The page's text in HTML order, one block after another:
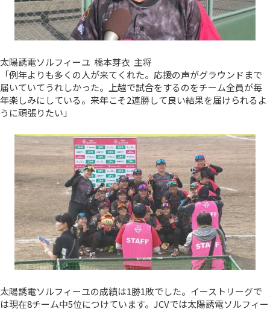
太陽誘電ソルフィーユ 橋本芽衣 主将
「例年よりも多くの人が来てくれた。応援の声がグラウンドまで
届いていてうれしかった。上越で試合をするのをチーム全員が毎
年楽しみにしている。来年こそ2連勝して良い結果を届けられるよ
うに頑張りたい」
太陽誘電ソルフィーユの成績は1勝1敗でした。イーストリーグで
は現在8チーム中5位につけています。JCVでは太陽誘電ソルフィー